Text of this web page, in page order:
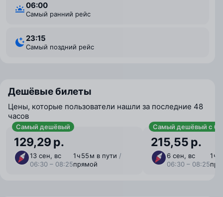
06:00
Самый ранний рейс
23:15
Самый поздний рейс
Дешёвые билеты
Цены, которые пользователи нашли за последние 48
часов
Самый дешёвый
129,29 р.
13 сен, вс
06:30 – 08:25
1 ⁠ч 55 ⁠м в пути /
прямой
Самый дешёвый с
215,55 р.
6 сен, вс
06:30 – 08:25
1 ⁠ч